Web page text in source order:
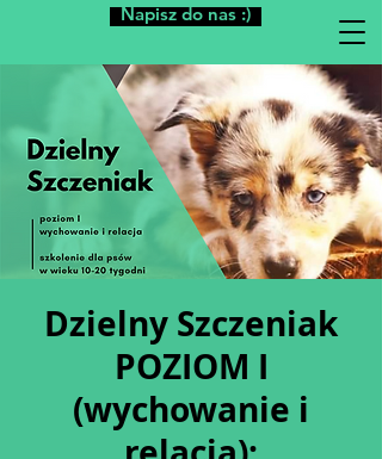
Napisz do nas :)
Dzielny Szczeniak
POZIOM I
(wychowanie i